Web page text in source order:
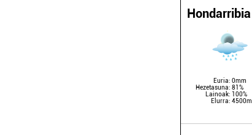
Hondarribia
Euria: 0mm
Hezetasuna: 81%
Lainoak: 100%
Elurra: 4500m